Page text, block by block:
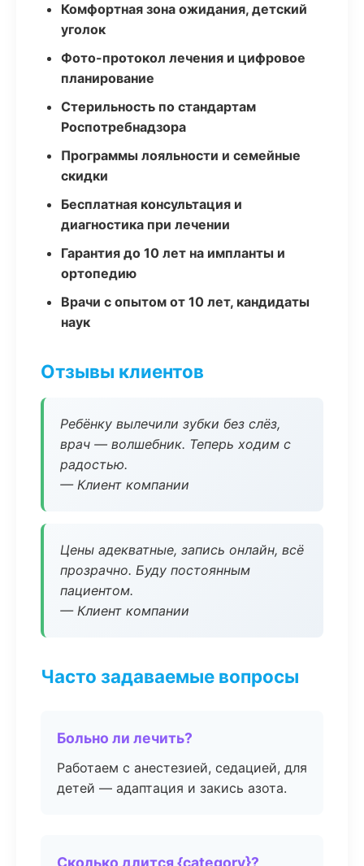
Комфортная зона ожидания, детский
уголок
Фото-протокол лечения и цифровое
планирование
Стерильность по стандартам
Роспотребнадзора
Программы лояльности и семейные
скидки
Бесплатная консультация и
диагностика при лечении
Гарантия до 10 лет на импланты и
ортопедию
Врачи с опытом от 10 лет, кандидаты
наук
Отзывы клиентов
Ребёнку вылечили зубки без слёз,
врач — волшебник. Теперь ходим с
радостью.
— Клиент компании
Цены адекватные, запись онлайн, всё
прозрачно. Буду постоянным
пациентом.
— Клиент компании
Часто задаваемые вопросы
Больно ли лечить?
Работаем с анестезией, седацией, для
детей — адаптация и закись азота.
Сколько длится {category}?